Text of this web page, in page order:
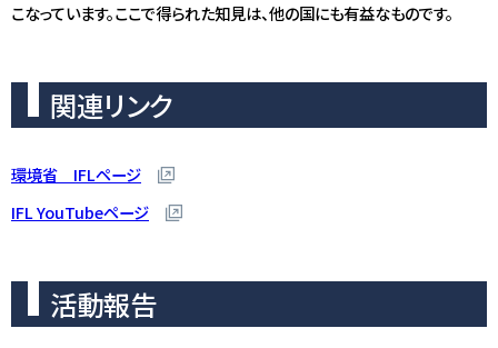
こなっています。ここで得られた知見は、他の国にも有益なものです。
関連リンク
環境省 IFLページ
IFL YouTubeページ
活動報告